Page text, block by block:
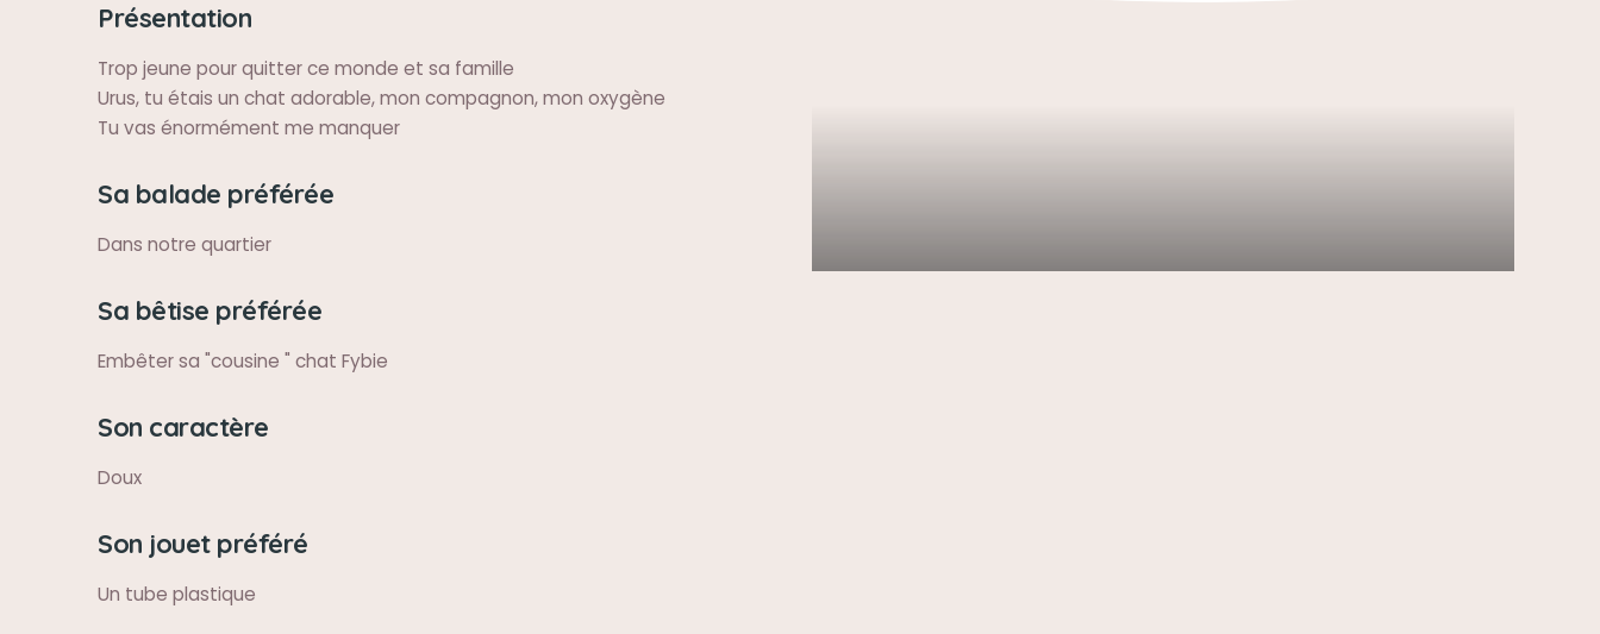
Présentation
Trop jeune pour quitter ce monde et sa famille
Urus, tu étais un chat adorable, mon compagnon, mon oxygène
Tu vas énormément me manquer
Sa balade préférée
Dans notre quartier
Sa bêtise préférée
Embêter sa "cousine " chat Fybie
Son caractère
Doux
Son jouet préféré
Un tube plastique